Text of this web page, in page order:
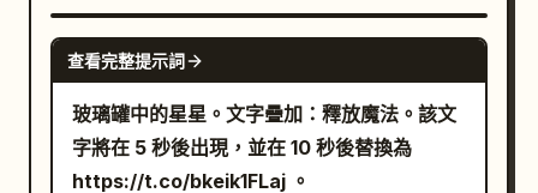
GROK IMAGINE
查看完整提示詞
玻璃罐中的星星。文字疊加：釋放魔法。該文
字將在 5 秒後出現，並在 10 秒後替換為
https://t.co/bkeik1FLaj 。